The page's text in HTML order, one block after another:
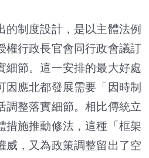
制度設計，是以主體法例
權行政長官會同行政會議訂
細節。這一安排的最大好處
應北都發展需要「因時制
調整落實細節。相比傳統立
措施推動修法，這種「框架
威，又為政策調整留出了空